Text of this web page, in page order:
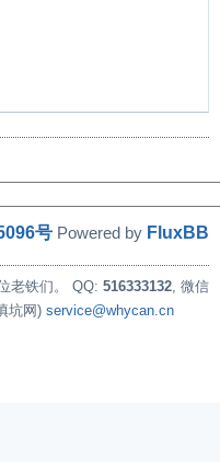
号 Powered by FluxBB
老铁们。 QQ: 516333132, 微信
坑网) service@whycan.cn